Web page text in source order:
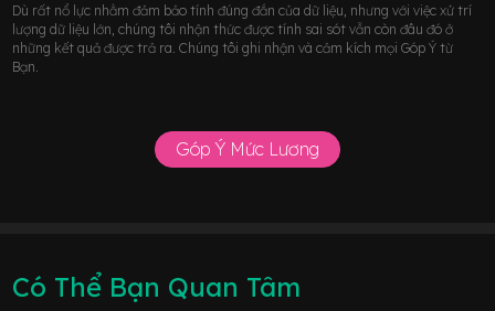
Dù rất nổ lực nhằm đảm bảo tính đúng đắn của dữ liệu, nhưng với việc xử trí
lượng dữ liệu lớn, chúng tôi nhận thức được tính sai sót vẫn còn đâu đó ở
những kết quả được trả ra. Chúng tôi ghi nhận và cảm kích mọi Góp Ý từ
Bạn.
Góp Ý Mức Lương
Có Thể Bạn Quan Tâm